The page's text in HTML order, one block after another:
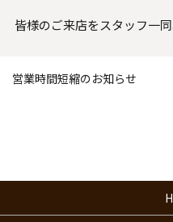
皆様のご来店をスタッフ一
営業時間短縮のお知らせ